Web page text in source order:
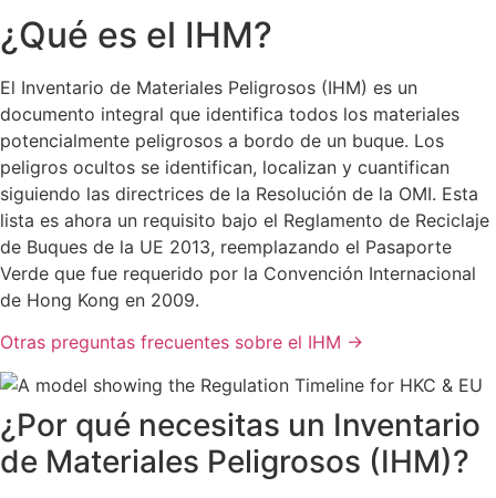
¿Qué es el IHM?
El Inventario de Materiales Peligrosos (IHM) es un
documento integral que identifica todos los materiales
potencialmente peligrosos a bordo de un buque. Los
peligros ocultos se identifican, localizan y cuantifican
siguiendo las directrices de la Resolución de la OMI. Esta
lista es ahora un requisito bajo el Reglamento de Reciclaje
de Buques de la UE 2013, reemplazando el Pasaporte
Verde que fue requerido por la Convención Internacional
de Hong Kong en 2009.
Otras preguntas frecuentes sobre el IHM →
¿Por qué necesitas un Inventario
de Materiales Peligrosos (IHM)?